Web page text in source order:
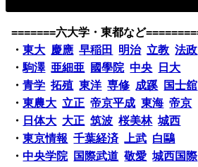
=======六大学・東都など
・東大 慶應 早稲田 明治 立教 法政
・駒澤 亜細亜 國學院 中央
日大
・青学 拓殖 東洋 専修 成蹊
国士舘
・東農大 立正 帝京平成 東海 帝京
・ 日体大 大正 筑波 桜美林 城西
・東京情報 千葉経済 上武 白鷗
・中央学院 国際武道 敬愛 城西国際